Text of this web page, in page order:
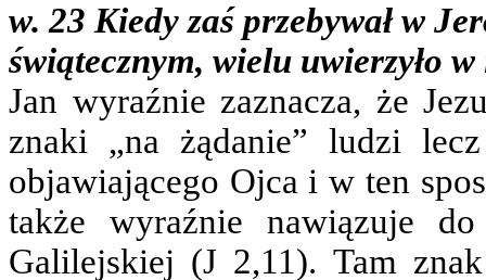
w. 23 Kiedy zaś przebywał w
świątecznym, wielu uwierzyło
Jan wyraźnie zaznacza, że
znaki „na żądanie” ludzi
objawiającego Ojca i w ten
także wyraźnie nawiązuje
Galilejskiej (J 2,11). Tam